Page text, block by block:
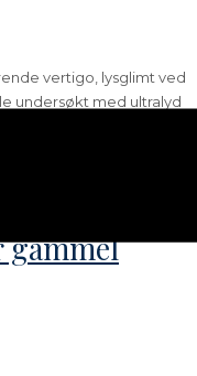
vertigo, lysglimt ved
undersøkt med ultralyd
gammel